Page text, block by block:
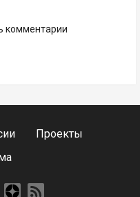
комментарии
Проекты